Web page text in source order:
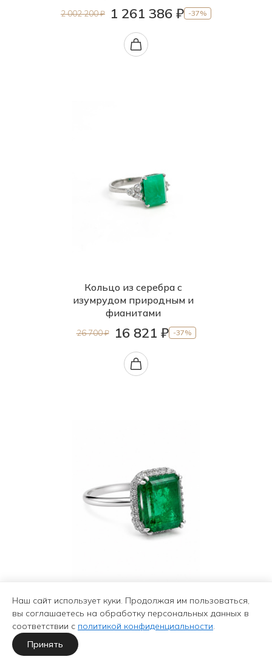
2 002 200 ₽ 1 261 386 ₽ -37%
Кольцо из серебра с
изумрудом природным и
фианитами
26 700 ₽ 16 821 ₽ -37%
Кольцо из золота с
изумрудом природным и
бриллиантами
1 420 700 ₽
Наш сайт использует куки. Продолжая им пользоваться,
вы соглашаетесь на обработку персональных данных в
соответствии с политикой конфиденциальности.
Принять